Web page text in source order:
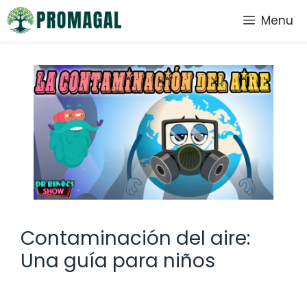
Saltar
al
Menu
Contaminación del aire:
Una guía para niños